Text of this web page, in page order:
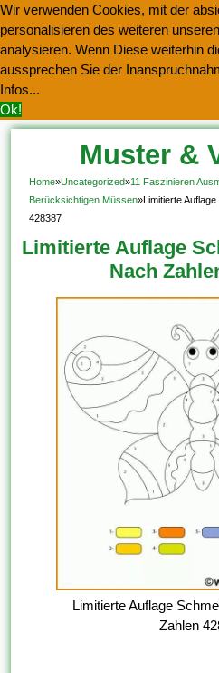
Wir verwenden Cookies, mit der
personalisieren des weiteren
analysieren. Wenn Diese weiterhin
aussprechen Sie der
Infos...
Ok!
Muster &
Kostenlos
Home»Uncategorized»11 Faszinieren
Berücksichtigen Müssen»Limitierte
428387
Limitierte Auflage
Nach
Limitierte Auflage
Zahlen